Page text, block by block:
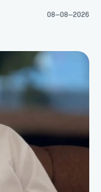
08-08-2026